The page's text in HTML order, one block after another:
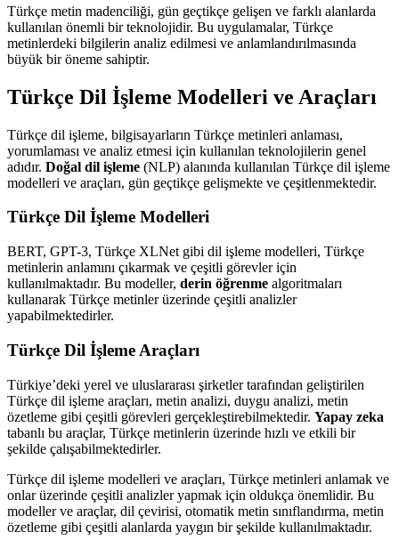
Türkçe metin madenciliği, gün geçtikçe gelişen ve farklı alanlarda
kullanılan önemli bir teknolojidir. Bu uygulamalar, Türkçe
metinlerdeki bilgilerin analiz edilmesi ve anlamlandırılmasında
büyük bir öneme sahiptir.
Türkçe Dil İşleme Modelleri ve Araçları
Türkçe dil işleme, bilgisayarların Türkçe metinleri anlaması,
yorumlaması ve analiz etmesi için kullanılan teknolojilerin genel
adıdır. Doğal dil işleme (NLP) alanında kullanılan Türkçe dil işleme
modelleri ve araçları, gün geçtikçe gelişmekte ve çeşitlenmektedir.
Türkçe Dil İşleme Modelleri
BERT, GPT-3, Türkçe XLNet gibi dil işleme modelleri, Türkçe
metinlerin anlamını çıkarmak ve çeşitli görevler için
kullanılmaktadır. Bu modeller, derin öğrenme algoritmaları
kullanarak Türkçe metinler üzerinde çeşitli analizler
yapabilmektedirler.
Türkçe Dil İşleme Araçları
Türkiye’deki yerel ve uluslararası şirketler tarafından geliştirilen
Türkçe dil işleme araçları, metin analizi, duygu analizi, metin
özetleme gibi çeşitli görevleri gerçekleştirebilmektedir. Yapay zeka
tabanlı bu araçlar, Türkçe metinlerin üzerinde hızlı ve etkili bir
şekilde çalışabilmektedirler.
Türkçe dil işleme modelleri ve araçları, Türkçe metinleri anlamak ve
onlar üzerinde çeşitli analizler yapmak için oldukça önemlidir. Bu
modeller ve araçlar, dil çevirisi, otomatik metin sınıflandırma, metin
özetleme gibi çeşitli alanlarda yaygın bir şekilde kullanılmaktadır.